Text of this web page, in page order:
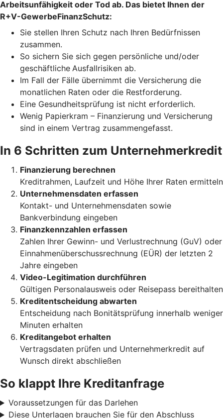
Arbeitsunfähigkeit oder Tod ab. Das bietet Ihnen der
R+V-GewerbeFinanzSchutz:
Sie stellen Ihren Schutz nach Ihren Bedürfnissen
zusammen.
So sichern Sie sich gegen persönliche und/oder
geschäftliche Ausfallrisiken ab.
Im Fall der Fälle übernimmt die Versicherung die
monatlichen Raten oder die Restforderung.
Eine Gesundheitsprüfung ist nicht erforderlich.
Wenig Papierkram – Finanzierung und Versicherung
sind in einem Vertrag zusammengefasst.
In 6 Schritten zum Unternehmerkredit
Finanzierung berechnen
Kreditrahmen, Laufzeit und Höhe Ihrer Raten ermitteln
Unternehmensdaten erfassen
Kontakt- und Unternehmensdaten sowie
Bankverbindung eingeben
Finanzkennzahlen erfassen
Zahlen Ihrer Gewinn- und Verlustrechnung (GuV) oder
Einnahmenüberschussrechnung (EÜR) der letzten 2
Jahre eingeben
Video-Legitimation durchführen
Gültigen Personalausweis oder Reisepass bereithalten
Kreditentscheidung abwarten
Entscheidung nach Bonitätsprüfung innerhalb weniger
Minuten erhalten
Kreditangebot erhalten
Vertragsdaten prüfen und Unternehmerkredit auf
Wunsch direkt abschließen
So klappt Ihre Kreditanfrage
Voraussetzungen für das Darlehen
Diese Unterlagen brauchen Sie für den Abschluss